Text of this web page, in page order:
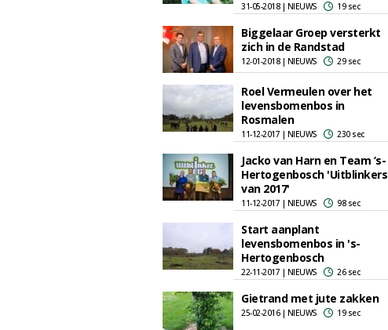
31-05-2018 | NIEUWS 19 sec
Biggelaar Groep versterkt
zich in de Randstad
12-01-2018 | NIEUWS 29 sec
Roel Vermeulen over het
levensbomenbos in
Rosmalen
11-12-2017 | NIEUWS 230 sec
Jacko van Harn en Team ’s-
Hertogenbosch 'Uitblinkers
van 2017'
11-12-2017 | NIEUWS 98 sec
Start aanplant
levensbomenbos in 's-
Hertogenbosch
22-11-2017 | NIEUWS 26 sec
Gietrand met jute zakken
25-02-2016 | NIEUWS 19 sec